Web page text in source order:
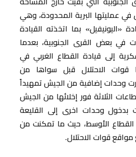
في عمليتها البرية المحدودة، وهي
«اليونيفيل» بما اتخذته القيادة
في بعض القرى الجنوبية، بعدما
إلى قيادة القطاع الغربي في
قوات الاحتلال قبل سواها من
وحدات إضافية من الجيش تمهيداً
الثلاثة فور إخلائها من الجيش
بدخول وحدات اخرى إلى القليعة
الأوسط، حيث ما تمكنت من
قوات الاحتلال.